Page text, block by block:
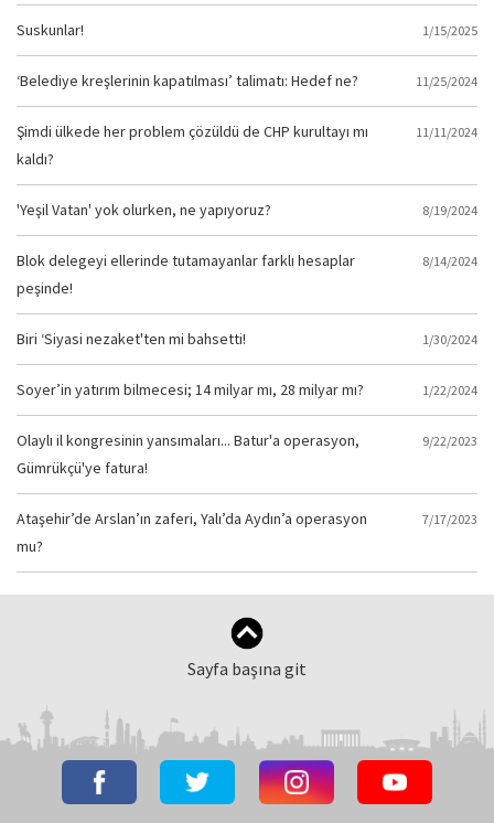
Suskunlar! 1/15/2025
‘Belediye kreşlerinin kapatılması’ talimatı: Hedef ne? 11/25/2024
Şimdi ülkede her problem çözüldü de CHP kurultayı mı
kaldı?
11/11/2024
'Yeşil Vatan' yok olurken, ne yapıyoruz? 8/19/2024
Blok delegeyi ellerinde tutamayanlar farklı hesaplar
peşinde!
8/14/2024
Biri ‘Siyasi nezaket'ten mi bahsetti! 1/30/2024
Soyer’in yatırım bilmecesi; 14 milyar mı, 28 milyar mı? 1/22/2024
Olaylı il kongresinin yansımaları... Batur'a operasyon,
Gümrükçü'ye fatura!
9/22/2023
Ataşehir’de Arslan’ın zaferi, Yalı’da Aydın’a operasyon
mu?
7/17/2023
Sayfa başına git